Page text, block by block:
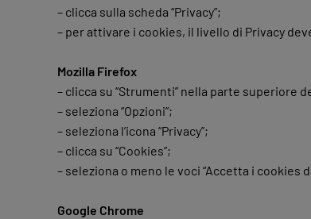
– clicca sulla scheda “Privacy”;
– per attivare i cookies, il livello di Privacy
Mozilla Firefox
– clicca su “Strumenti” nella parte superiore
– seleziona “Opzioni”;
– seleziona l’icona “Privacy”;
– clicca su “Cookies”;
– seleziona o meno le voci “Accetta i cookies
Google Chrome